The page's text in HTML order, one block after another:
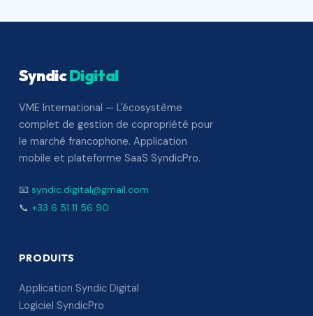
SyndicDigital
VME International — L'écosystème
complet de gestion de copropriété pour
le marché francophone. Application
mobile et plateforme SaaS SyndicPro.
📧 syndic.digital@gmail.com
📞 +33 6 51 11 56 90
PRODUITS
Application Syndic Digital
Logiciel SyndicPro